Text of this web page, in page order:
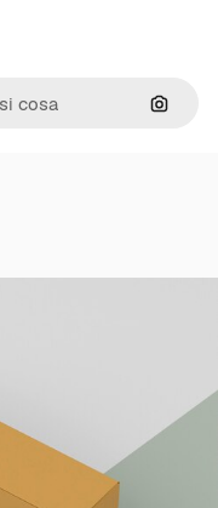
Cerca